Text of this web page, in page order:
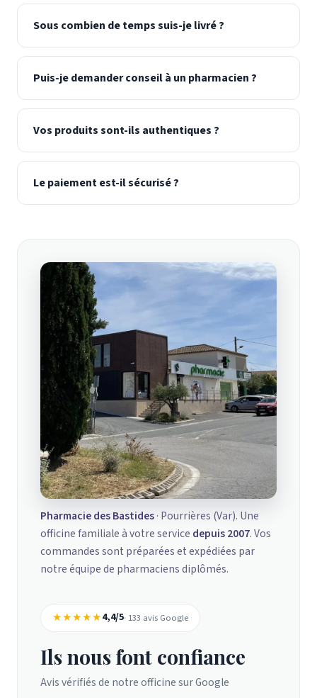
Sous combien de temps suis-je livré ?
Puis-je demander conseil à un pharmacien ?
Vos produits sont-ils authentiques ?
Le paiement est-il sécurisé ?
Pharmacie des Bastides· Pourrières (Var). Une
officine familiale à votre service depuis 2007. Vos
commandes sont préparées et expédiées par
notre équipe de pharmaciens diplômés.
★★★★★4,4/5· 133 avis Google
Ils nous font confiance
Avis vérifiés de notre officine sur Google